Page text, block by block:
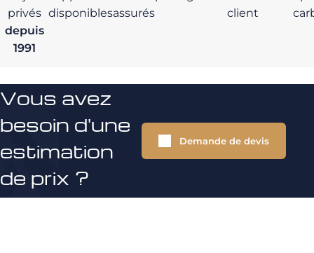
privés
depuis
1991
disponiblesassurés
client
Vous avez
besoin d'une
estimation
de prix ?
Demande de devis